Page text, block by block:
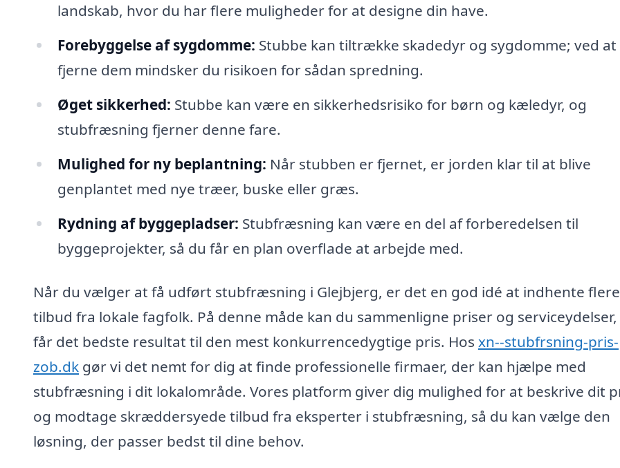
landskab, hvor du har flere muligheder for at designe din have.
Forebyggelse af sygdomme: Stubbe kan tiltrække skadedyr og sygdomme; ved at
fjerne dem mindsker du risikoen for sådan spredning.
Øget sikkerhed: Stubbe kan være en sikkerhedsrisiko for børn og kæledyr, og
stubfræsning fjerner denne fare.
Mulighed for ny beplantning: Når stubben er fjernet, er jorden klar til at blive
genplantet med nye træer, buske eller græs.
Rydning af byggepladser: Stubfræsning kan være en del af forberedelsen til
byggeprojekter, så du får en plan overflade at arbejde med.
Når du vælger at få udført stubfræsning i Glejbjerg, er det en god idé at indhente flere
tilbud fra lokale fagfolk. På denne måde kan du sammenligne priser og
får det bedste resultat til den mest konkurrencedygtige pris. Hos xn--stubfrsning-pris-
zob.dk gør vi det nemt for dig at finde professionelle firmaer, der kan hjælpe med
stubfræsning i dit lokalområde. Vores platform giver dig mulighed for at beskrive dit
og modtage skræddersyede tilbud fra eksperter i stubfræsning, så du kan vælge den
løsning, der passer bedst til dine behov.